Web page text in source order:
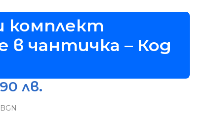
комплект
в чантичка – Код
лв.